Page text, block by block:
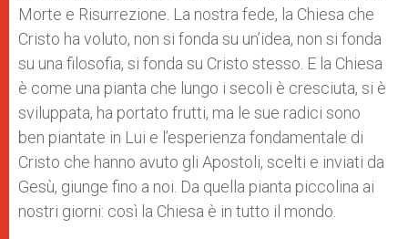
Morte e Risurrezione. La nostra fede, la Chiesa che
Cristo ha voluto, non si fonda su un’idea, non si fonda
su una filosofia, si fonda su Cristo stesso. E la Chiesa
è come una pianta che lungo i secoli è cresciuta, si è
sviluppata, ha portato frutti, ma le sue radici sono
ben piantate in Lui e l’esperienza fondamentale di
Cristo che hanno avuto gli Apostoli, scelti e inviati da
Gesù, giunge fino a noi. Da quella pianta piccolina ai
nostri giorni: così la Chiesa è in tutto il mondo.